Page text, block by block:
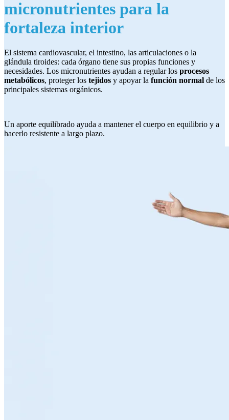
micronutrientes para la
fortaleza interior
El sistema cardiovascular, el intestino, las articulaciones o la
glándula tiroides: cada órgano tiene sus propias funciones y
necesidades. Los micronutrientes ayudan a regular los procesos
metabólicos, proteger los tejidos y apoyar la función normal de los
principales sistemas orgánicos.
Un aporte equilibrado ayuda a mantener el cuerpo en equilibrio y a
hacerlo resistente a largo plazo.